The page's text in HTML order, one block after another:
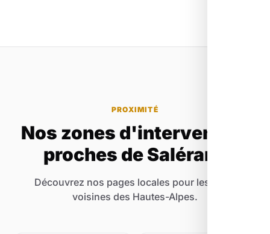
programmes adaptés.
PROXIMITÉ
Nos zones d'intervention
proches de Salérans
Découvrez nos pages locales pour les villes
voisines des Hautes-Alpes.